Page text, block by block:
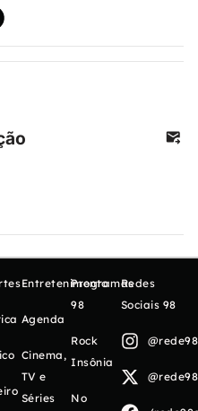
Entretenimento
Agenda
Cinema,
TV e
Séries
Programas
98
Rock
Insônia
No
Redes
Sociais 98